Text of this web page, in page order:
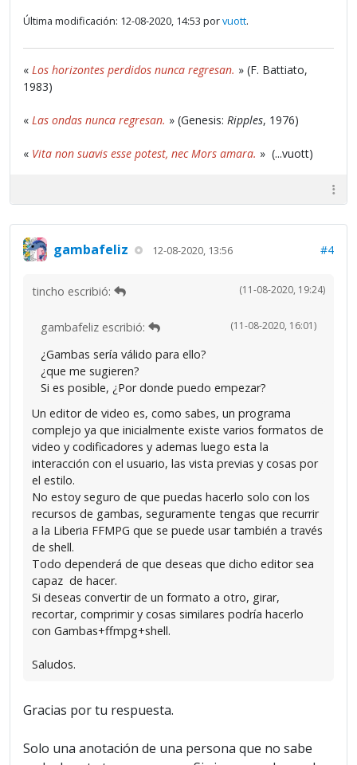
Última modificación: 12-08-2020, 14:53 porvuott.
« Los horizontes perdidos nunca regresan. » (F. Battiato,
1983)
« Las ondas nunca regresan. » (Genesis: Ripples, 1976)
« Vita non suavis esse potest, nec Mors amara. » (...vuott)
gambafeliz 12-08-2020, 13:56 #4
(11-08-2020, 19:24)
tincho escribió:
(11-08-2020, 16:01)
gambafeliz escribió:
¿Gambas sería válido para ello?
¿que me sugieren?
Si es posible, ¿Por donde puedo empezar?
Un editor de video es, como sabes, un programa
complejo ya que inicialmente existe varios formatos de
video y codificadores y ademas luego esta la
interacción con el usuario, las vista previas y cosas por
el estilo.
No estoy seguro de que puedas hacerlo solo con los
recursos de gambas, seguramente tengas que recurrir
a la Liberia FFMPG que se puede usar también a través
de shell.
Todo dependerá de que deseas que dicho editor sea
capaz de hacer.
Si deseas convertir de un formato a otro, girar,
recortar, comprimir y cosas similares podría hacerlo
con Gambas+ffmpg+shell.
Saludos.
Gracias por tu respuesta.
Solo una anotación de una persona que no sabe